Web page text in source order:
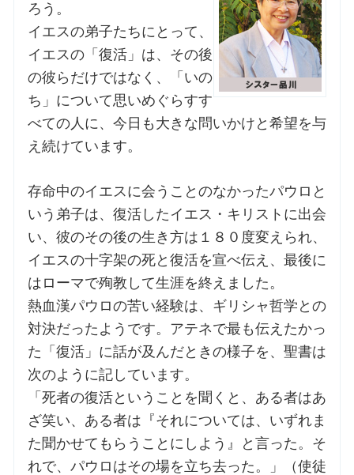
森田神父の講座
シスター中島の講座
教区カテキスタの講座
オルガンメディテーション
お問合せ
交通・アクセス
ご利用にあたって
交通・アクセス
ろう。
イエスの弟子たちにとって、
イエスの「復活」は、その後
の彼らだけではなく、「いの
ち」について思いめぐらすす
べての人に、今日も大きな問いかけと希望を与
え続けています。
存命中のイエスに会うことのなかったパウロと
いう弟子は、復活したイエス・キリストに出会
い、彼のその後の生き方は１８０度変えられ、
イエスの十字架の死と復活を宣べ伝え、最後に
はローマで殉教して生涯を終えました。
熱血漢パウロの苦い経験は、ギリシャ哲学との
対決だったようです。アテネで最も伝えたかっ
た「復活」に話が及んだときの様子を、聖書は
次のように記しています。
「死者の復活ということを聞くと、ある者はあ
ざ笑い、ある者は『それについては、いずれま
た聞かせてもらうことにしよう』と言った。そ
れで、パウロはその場を立ち去った。」（使徒